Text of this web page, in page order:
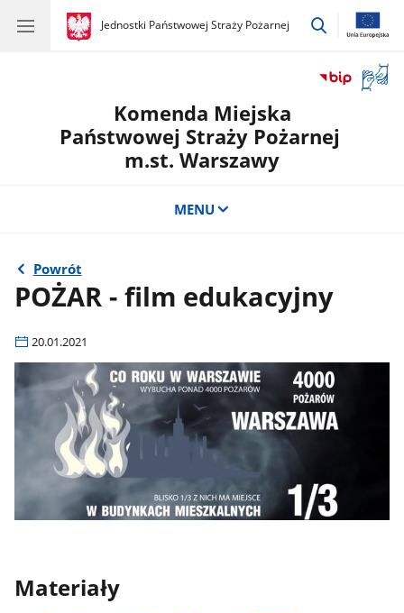
gov.pl
Jednostki Państwowej Straży Pożarnej
gov.pl
Jednostki
przejdź
okno
Komenda Miejska
Państwowej Straży Pożarnej
m.st. Warszawy
MENU
Powrót
POŻAR - film edukacyjny
20.01.2021
Materiały